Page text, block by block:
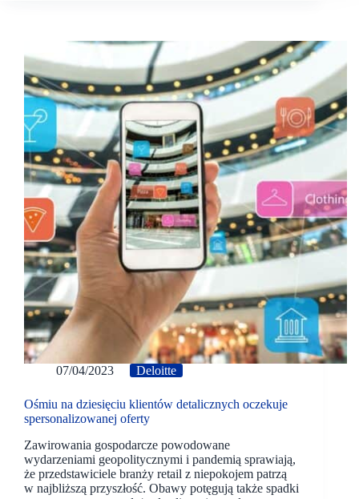
07/04/2023 Deloitte
Ośmiu na dziesięciu klientów detalicznych oczekuje
spersonalizowanej oferty
Zawirowania gospodarcze powodowane
wydarzeniami geopolitycznymi i pandemią sprawiają,
że przedstawiciele branży retail z niepokojem patrzą
w najbliższą przyszłość. Obawy potęgują także spadki